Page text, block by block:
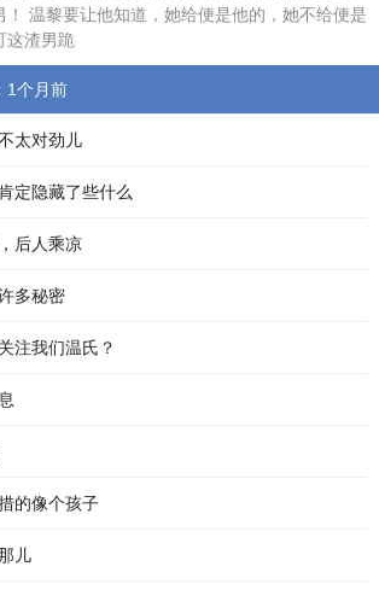
！ 温黎要让他知道，她给便是他的，她不给便是
这渣男跪
1个月前
太对劲儿
定隐藏了些什么
后人乘凉
多秘密
注我们温氏？
的像个孩子
儿